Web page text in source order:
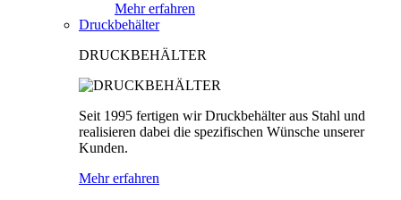
Mehr erfahren
Druckbehälter
DRUCKBEHÄLTER
Seit 1995 fertigen wir Druckbehälter aus Stahl und
realisieren dabei die spezifischen Wünsche unserer
Kunden.
Mehr erfahren